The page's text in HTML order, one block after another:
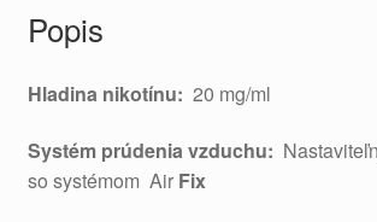
Popis
Hladina nikotínu: 20 mg/ml
Systém prúdenia vzduchu:
so systémom Air Fix